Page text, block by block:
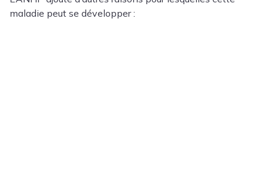
maladie peut se développer :